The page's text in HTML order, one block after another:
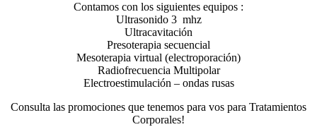
Contamos con los siguientes equipos :
Ultrasonido 3 mhz
Ultracavitación
Presoterapia secuencial
Mesoterapia virtual (electroporación)
Radiofrecuencia Multipolar
Electroestimulación – ondas rusas
Consulta las promociones que tenemos para vos para Tratamientos
Corporales!